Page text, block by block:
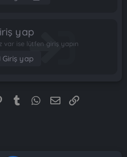
yap
var ise lütfen giriş yapın
Giriş yap
PinterestTumblr WhatsApp
E-posta